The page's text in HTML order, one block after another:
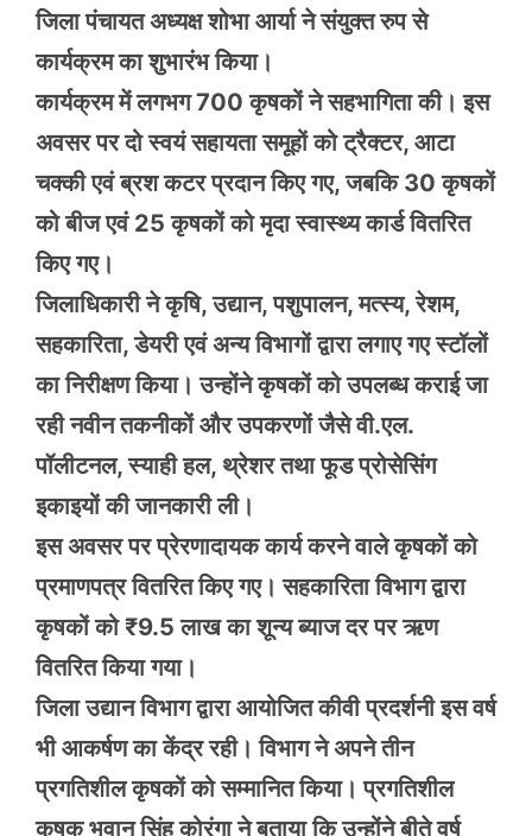
जिला पंचायत अध्यक्ष शोभा आर्या ने संयुक्त रुप से
कार्यक्रम का शुभारंभ किया।
कार्यक्रम में लगभग 700 कृषकों ने सहभागिता की। इस
अवसर पर दो स्वयं सहायता समूहों को ट्रैक्टर, आटा
चक्की एवं ब्रश कटर प्रदान किए गए, जबकि 30 कृषकों
को बीज एवं 25 कृषकों को मृदा स्वास्थ्य कार्ड वितरित
किए गए।
जिलाधिकारी ने कृषि, उद्यान, पशुपालन, मत्स्य, रेशम,
सहकारिता, डेयरी एवं अन्य विभागों द्वारा लगाए गए स्टॉलों
का निरीक्षण किया। उन्होंने कृषकों को उपलब्ध कराई जा
रही नवीन तकनीकों और उपकरणों जैसे वी.एल.
पॉलीटनल, स्याही हल, थ्रेशर तथा फूड प्रोसेसिंग
इकाइयों की जानकारी ली।
इस अवसर पर प्रेरणादायक कार्य करने वाले कृषकों को
प्रमाणपत्र वितरित किए गए। सहकारिता विभाग द्वारा
कृषकों को ₹9.5 लाख का शून्य ब्याज दर पर ऋण
वितरित किया गया।
जिला उद्यान विभाग द्वारा आयोजित कीवी प्रदर्शनी इस वर्ष
भी आकर्षण का केंद्र रही। विभाग ने अपने तीन
प्रगतिशील कृषकों को सम्मानित किया। प्रगतिशील
कृषक भवान सिंह कोरंगा ने बताया कि उन्होंने बीते वर्ष